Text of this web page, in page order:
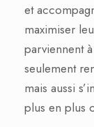
et
maximiser
parviennent
seulement
mais aussi
plus en plus